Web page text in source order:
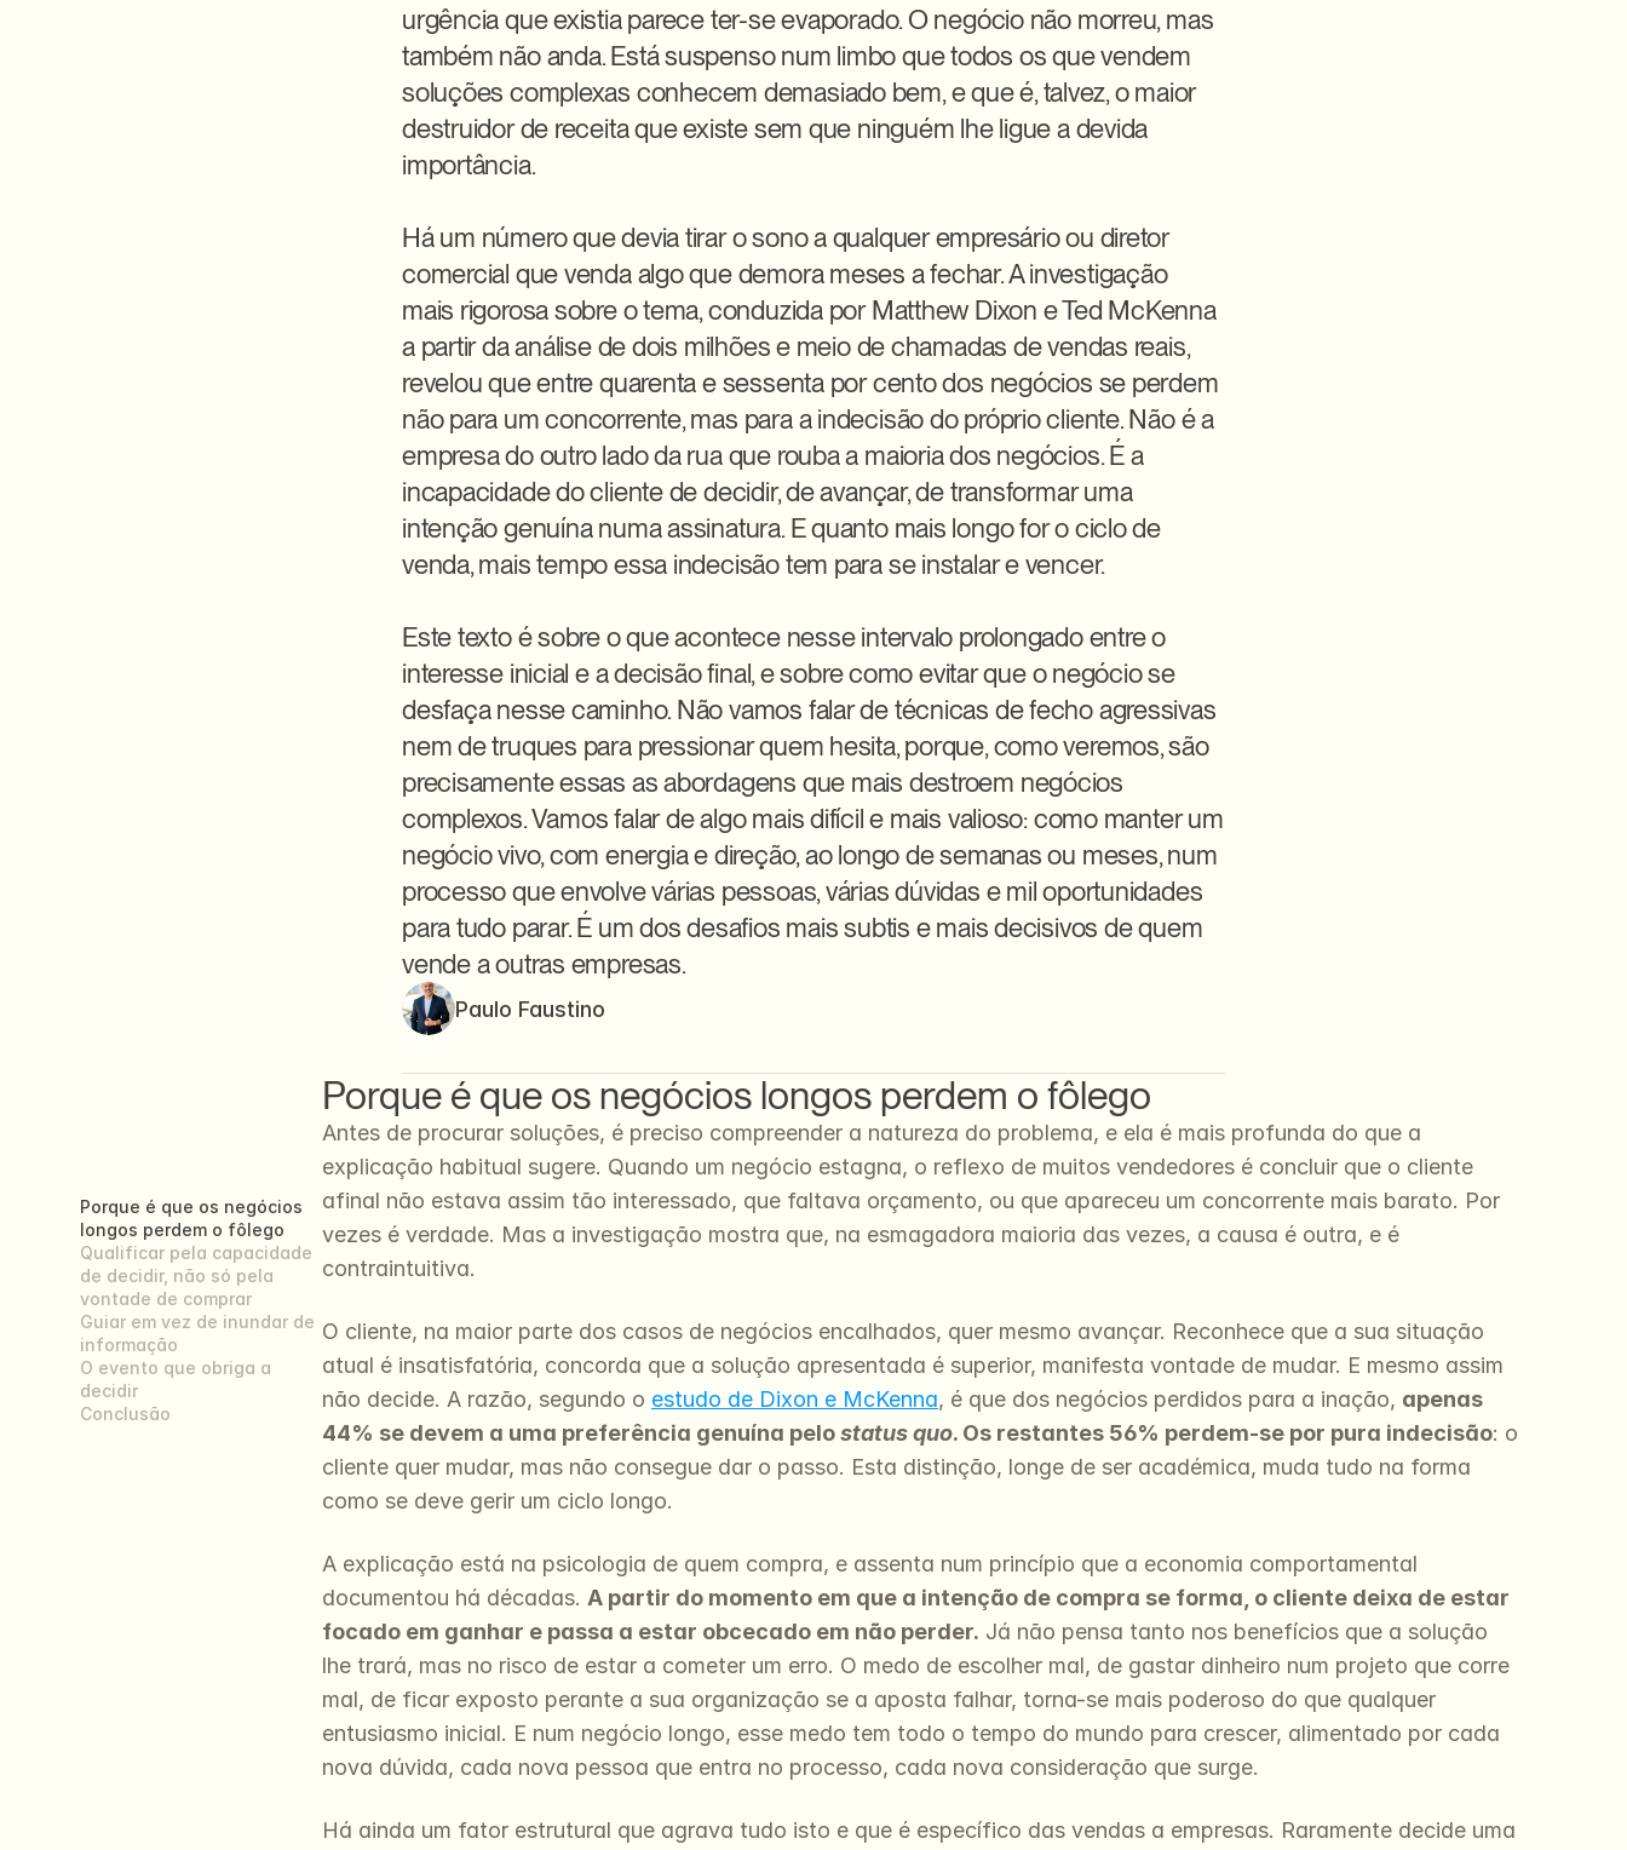
urgência que existia parece ter-se evaporado. O negócio não morreu, mas
também não anda. Está suspenso num limbo que todos os que vendem
soluções complexas conhecem demasiado bem, e que é, talvez, o maior
destruidor de receita que existe sem que ninguém lhe ligue a devida
importância.
Há um número que devia tirar o sono a qualquer empresário ou diretor
comercial que venda algo que demora meses a fechar. A investigação
mais rigorosa sobre o tema, conduzida por Matthew Dixon e Ted McKenna
a partir da análise de dois milhões e meio de chamadas de vendas reais,
revelou que entre quarenta e sessenta por cento dos negócios se perdem
não para um concorrente, mas para a indecisão do próprio cliente. Não é a
empresa do outro lado da rua que rouba a maioria dos negócios. É a
incapacidade do cliente de decidir, de avançar, de transformar uma
intenção genuína numa assinatura. E quanto mais longo for o ciclo de
venda, mais tempo essa indecisão tem para se instalar e vencer.
Este texto é sobre o que acontece nesse intervalo prolongado entre o
interesse inicial e a decisão final, e sobre como evitar que o negócio se
desfaça nesse caminho. Não vamos falar de técnicas de fecho agressivas
nem de truques para pressionar quem hesita, porque, como veremos, são
precisamente essas as abordagens que mais destroem negócios
complexos. Vamos falar de algo mais difícil e mais valioso: como manter um
negócio vivo, com energia e direção, ao longo de semanas ou meses, num
processo que envolve várias pessoas, várias dúvidas e mil oportunidades
para tudo parar. É um dos desafios mais subtis e mais decisivos de quem
vende a outras empresas.
Paulo Faustino
Porque é que os negócios
longos perdem o fôlego
Qualificar pela capacidade
de decidir, não só pela
vontade de comprar
Guiar em vez de inundar de
informação
O evento que obriga a
decidir
Conclusão
Porque é que os negócios longos perdem o fôlego
Antes de procurar soluções, é preciso compreender a natureza do problema, e ela é mais profunda do que a
explicação habitual sugere. Quando um negócio estagna, o reflexo de muitos vendedores é concluir que o cliente
afinal não estava assim tão interessado, que faltava orçamento, ou que apareceu um concorrente mais barato. Por
vezes é verdade. Mas a investigação mostra que, na esmagadora maioria das vezes, a causa é outra, e é
contraintuitiva.
O cliente, na maior parte dos casos de negócios encalhados, quer mesmo avançar. Reconhece que a sua situação
atual é insatisfatória, concorda que a solução apresentada é superior, manifesta vontade de mudar. E mesmo assim
não decide. A razão, segundo o estudo de Dixon e McKenna, é que dos negócios perdidos para a inação, apenas
44% se devem a uma preferência genuína pelo status quo. Os restantes 56% perdem-se por pura indecisão: o
cliente quer mudar, mas não consegue dar o passo. Esta distinção, longe de ser académica, muda tudo na forma
como se deve gerir um ciclo longo.
A explicação está na psicologia de quem compra, e assenta num princípio que a economia comportamental
documentou há décadas. A partir do momento em que a intenção de compra se forma, o cliente deixa de estar
focado em ganhar e passa a estar obcecado em não perder. Já não pensa tanto nos benefícios que a solução
lhe trará, mas no risco de estar a cometer um erro. O medo de escolher mal, de gastar dinheiro num projeto que corre
mal, de ficar exposto perante a sua organização se a aposta falhar, torna-se mais poderoso do que qualquer
entusiasmo inicial. E num negócio longo, esse medo tem todo o tempo do mundo para crescer, alimentado por cada
nova dúvida, cada nova pessoa que entra no processo, cada nova consideração que surge.
Há ainda um fator estrutural que agrava tudo isto e que é específico das vendas a empresas. Raramente decide uma